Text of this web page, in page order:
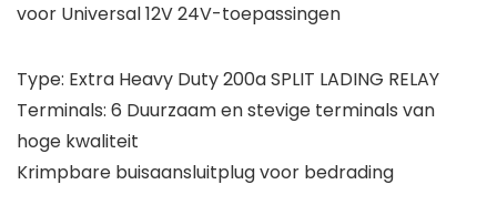
voor Universal 12V 24V-toepassingen
Type: Extra Heavy Duty 200a SPLIT LADING RELAY
Terminals: 6 Duurzaam en stevige terminals van
hoge kwaliteit
Krimpbare buisaansluitplug voor bedrading